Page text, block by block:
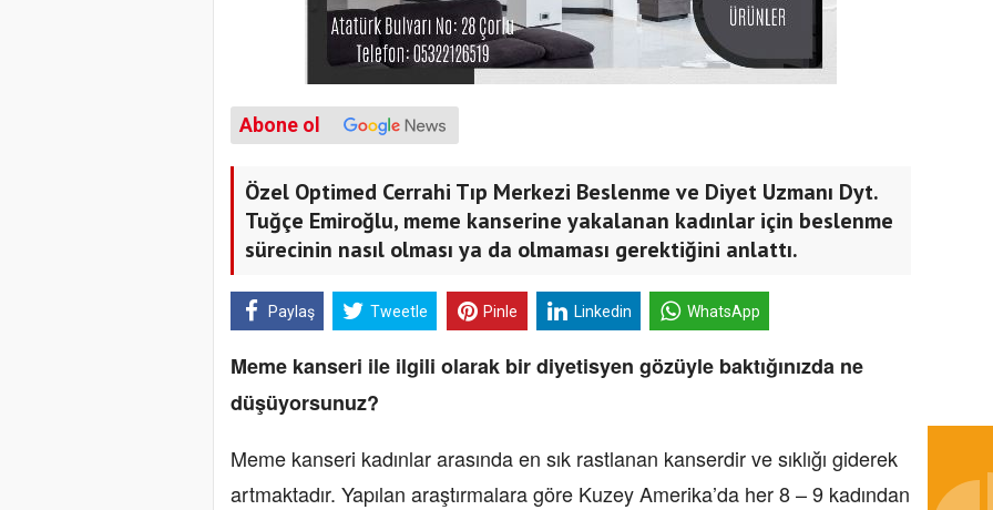
Abone ol
Özel Optimed Cerrahi Tıp Merkezi Beslenme ve Diyet Uzmanı Dyt.
Tuğçe Emiroğlu, meme kanserine yakalanan kadınlar için beslenme
sürecinin nasıl olması ya da olmaması gerektiğini anlattı.
Paylaş Tweetle Pinle Linkedin WhatsApp
Meme kanseri ile ilgili olarak bir diyetisyen gözüyle baktığınızda ne
düşüyorsunuz?
Meme kanseri kadınlar arasında en sık rastlanan kanserdir ve sıklığı giderek
artmaktadır. Yapılan araştırmalara göre Kuzey Amerika’da her 8 – 9 kadından